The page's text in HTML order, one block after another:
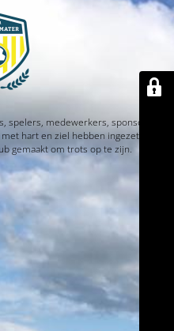
spelers, medewerkers, sponsors en
hart en ziel hebben ingezet. Jullie
gemaakt om trots op te zijn.